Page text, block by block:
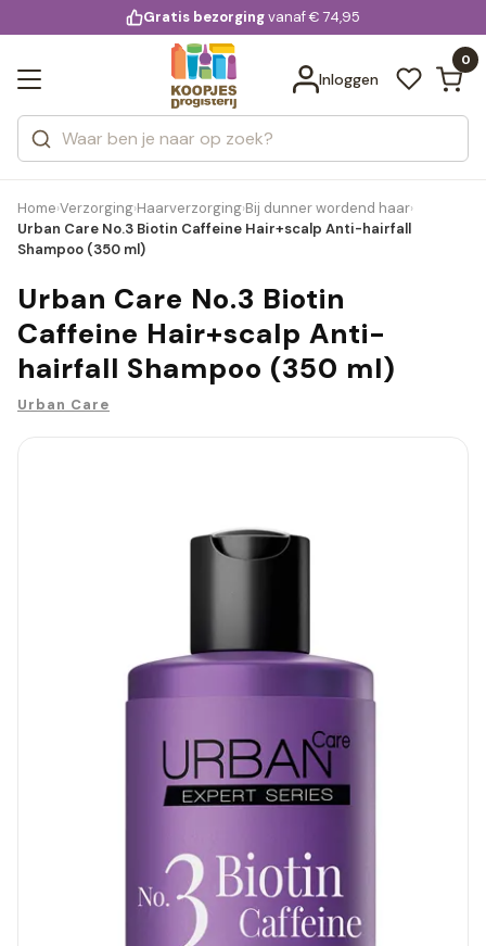
voor 20:00 uur besteld
Gratis bezorgingvanaf € 74,95
Inloggen
0
Zoeken
Categorieën
Merken
Bekijk alle resultaten
Home›Verzorging›Haarverzorging›Bij dunner wordend haar›
Urban Care No.3 Biotin Caffeine Hair+scalp Anti-hairfall
Shampoo (350 ml)
Urban Care No.3 Biotin
Caffeine Hair+scalp Anti-
hairfall Shampoo (350 ml)
Urban Care